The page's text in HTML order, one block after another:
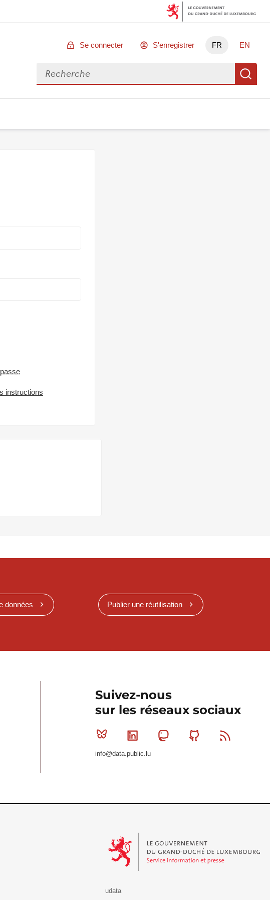
Se connecter S'enregistrer FR EN
Rechercher des données
instructions
données Publier une réutilisation
Suivez-nous
sur les réseaux sociaux
Bluesky Linkedin MastodonGithub
info@data.public.lu
udata